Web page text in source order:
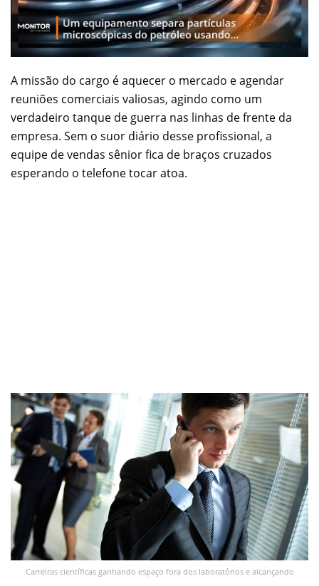
A missão do cargo é aquecer o mercado e agendar
reuniões comerciais valiosas, agindo como um
verdadeiro tanque de guerra nas linhas de frente da
empresa. Sem o suor diário desse profissional, a
equipe de vendas sênior fica de braços cruzados
esperando o telefone tocar atoa.
Carreiras científicas ganhando espaço fora dos laboratórios e alcançando